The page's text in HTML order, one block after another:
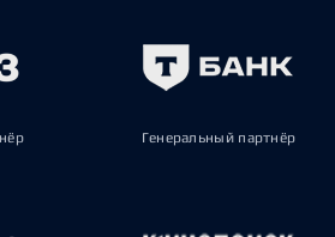
Генеральный партнёр